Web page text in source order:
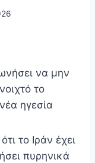
να μην
το
ηγεσία
το Ιράν έχει
πυρηνικά